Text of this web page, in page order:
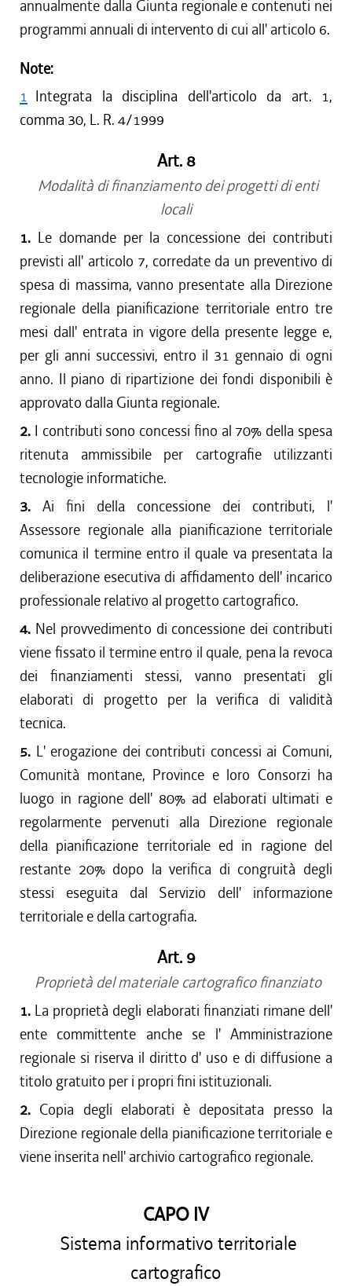
annualmente dalla Giunta regionale e contenuti nei
programmi annuali di intervento di cui all' articolo 6.
Note:
1 Integrata la disciplina dell'articolo da art. 1,
comma 30, L. R. 4/1999
Art. 8
Modalità di finanziamento dei progetti di enti
locali
1. Le domande per la concessione dei contributi
previsti all' articolo 7, corredate da un preventivo di
spesa di massima, vanno presentate alla Direzione
regionale della pianificazione territoriale entro tre
mesi dall' entrata in vigore della presente legge e,
per gli anni successivi, entro il 31 gennaio di ogni
anno. Il piano di ripartizione dei fondi disponibili è
approvato dalla Giunta regionale.
2. I contributi sono concessi fino al 70% della spesa
ritenuta ammissibile per cartografie utilizzanti
tecnologie informatiche.
3. Ai fini della concessione dei contributi, l'
Assessore regionale alla pianificazione territoriale
comunica il termine entro il quale va presentata la
deliberazione esecutiva di affidamento dell' incarico
professionale relativo al progetto cartografico.
4. Nel provvedimento di concessione dei contributi
viene fissato il termine entro il quale, pena la revoca
dei finanziamenti stessi, vanno presentati gli
elaborati di progetto per la verifica di validità
tecnica.
5. L' erogazione dei contributi concessi ai Comuni,
Comunità montane, Province e loro Consorzi ha
luogo in ragione dell' 80% ad elaborati ultimati e
regolarmente pervenuti alla Direzione regionale
della pianificazione territoriale ed in ragione del
restante 20% dopo la verifica di congruità degli
stessi eseguita dal Servizio dell' informazione
territoriale e della cartografia.
Art. 9
Proprietà del materiale cartografico finanziato
1. La proprietà degli elaborati finanziati rimane dell'
ente committente anche se l' Amministrazione
regionale si riserva il diritto d' uso e di diffusione a
titolo gratuito per i propri fini istituzionali.
2. Copia degli elaborati è depositata presso la
Direzione regionale della pianificazione territoriale e
viene inserita nell' archivio cartografico regionale.
CAPO IV
Sistema informativo territoriale
cartografico